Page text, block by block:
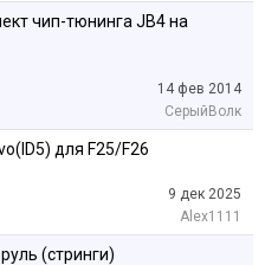
чип-тюнинга JB4 на
14 фев 2014
СерыйВолк
для F25/F26
9 дек 2025
Alex1111
(стринги)